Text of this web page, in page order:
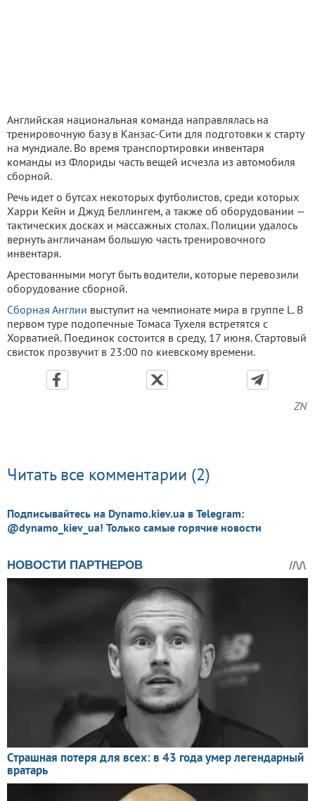
Английская национальная команда направлялась на
тренировочную базу в Канзас-Сити для подготовки к старту
на мундиале. Во время транспортировки инвентаря
команды из Флориды часть вещей исчезла из автомобиля
сборной.
Речь идет о бутсах некоторых футболистов, среди которых
Харри Кейн и Джуд Беллингем, а также об оборудовании —
тактических досках и массажных столах. Полиции удалось
вернуть англичанам большую часть тренировочного
инвентаря.
Арестованными могут быть водители, которые перевозили
оборудование сборной.
Сборная Англии выступит на чемпионате мира в группе L. В
первом туре подопечные Томаса Тухеля встретятся с
Хорватией. Поединок состоится в среду, 17 июня. Стартовый
свисток прозвучит в 23:00 по киевскому времени.
ZN
Читать все комментарии (2)
Подписывайтесь на Dynamo.kiev.ua в Telegram:
@dynamo_kiev_ua! Только самые горячие новости